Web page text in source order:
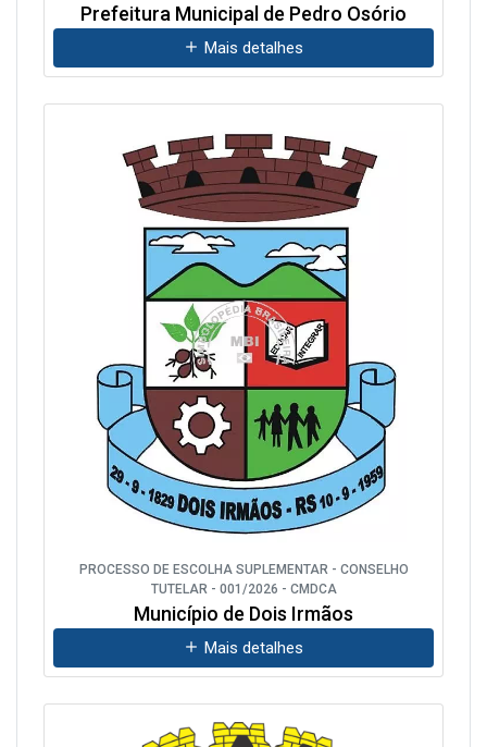
Prefeitura Municipal de Pedro Osório
Mais detalhes
PROCESSO DE ESCOLHA SUPLEMENTAR - CONSELHO
TUTELAR - 001/2026 - CMDCA
Município de Dois Irmãos
Mais detalhes